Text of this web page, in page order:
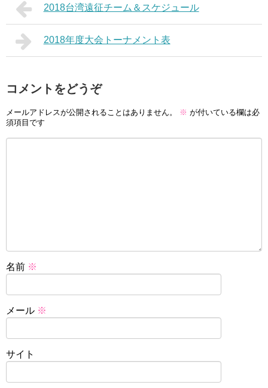
2018台湾遠征チーム＆スケジュール
2018年度大会トーナメント表
コメントをどうぞ
メールアドレスが公開されることはありません。 ※ が付いている欄は必
須項目です
名前 ※
メール ※
サイト